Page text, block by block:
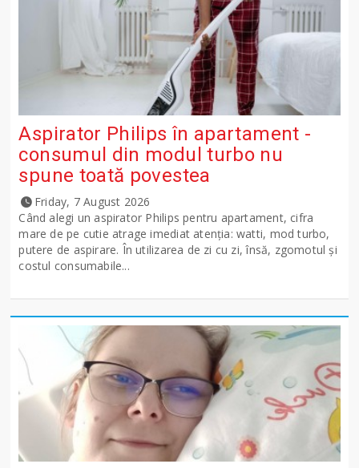
Aspirator Philips în apartament -
consumul din modul turbo nu
spune toată povestea
Friday, 7 August 2026
Când alegi un aspirator Philips pentru apartament, cifra
mare de pe cutie atrage imediat atenția: watti, mod turbo,
putere de aspirare. În utilizarea de zi cu zi, însă, zgomotul și
costul consumabile...